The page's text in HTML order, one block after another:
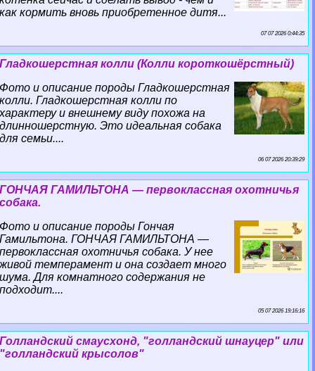
как кормить вновь приобретенное дитя...
07 07 2026 0:44:35
Гладкошерстная колли (Колли короткошёрстный)
Фото и описание породы Гладкошерстная
колли. Гладкошерстная колли по
хаpaктеру и внешнему виду похожа на
длинношерстную. Это идеальная собака
для семьи....
06 07 2026 20:39:29
ГОНЧАЯ ГАМИЛЬТОНА — первоклассная охотничья
собака.
Фото и описание породы Гончая
Гамильтона. ГОНЧАЯ ГАМИЛЬТОНА —
первоклассная охотничья собака. У нее
живой темперамент и она создает много
шума. Для комнатного содержания не
подходит....
05 07 2026 19:16:16
Голландский смаусхонд, "голландский шнауцер" или
"голландский крысолов"